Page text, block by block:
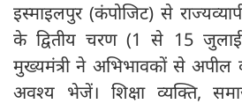
इस्माइलपुर (कंपोजिट) से
के द्वितीय चरण (1 से 15
मुख्यमंत्री ने अभिभावकों से अपील
अवश्य भेजें। शिक्षा व्यक्ति,